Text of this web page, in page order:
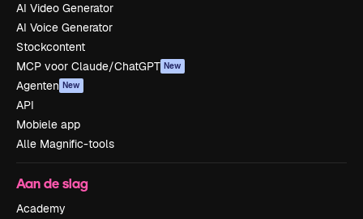
AI Video Generator
AI Voice Generator
Stockcontent
MCP voor Claude/ChatGPT New
Agenten New
API
Mobiele app
Alle Magnific-tools
Aan de slag
Academy